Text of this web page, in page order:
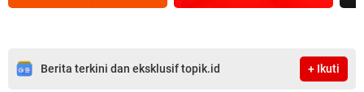
Berita terkini dan eksklusif topik.id + Ikuti